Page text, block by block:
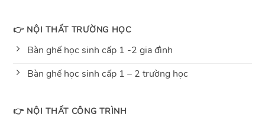
👉 NỘI THẤT TRƯỜNG HỌC
Bàn ghế học sinh cấp 1 -2 gia đình
Bàn ghế học sinh cấp 1 – 2 trường học
👉 NỘI THẤT CÔNG TRÌNH